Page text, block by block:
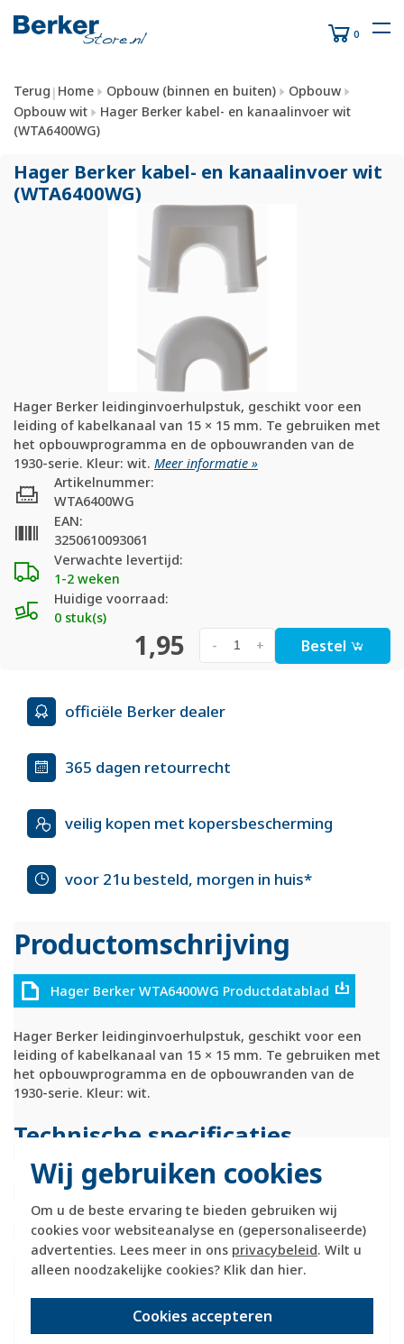
Wij gebruiken cookies
Om u de beste ervaring te bieden gebruiken wij
cookies voor websiteanalyse en (gepersonaliseerde)
advertenties. Lees meer in ons privacybeleid. Wilt u
alleen noodzakelijke cookies? Klik dan hier.
Cookies accepteren
0
Terug | Home Opbouw (binnen en buiten)
Opbouw
Opbouw wit
Hager Berker kabel- en kanaalinvoer wit
(WTA6400WG)
Hager Berker kabel- en kanaalinvoer wit
(WTA6400WG)
Hager Berker leidinginvoerhulpstuk, geschikt voor een
leiding of kabelkanaal van 15 × 15 mm. Te gebruiken met
het opbouwprogramma en de opbouwranden van de
1930-serie. Kleur: wit. Meer informatie »
Verwachte levertijd:
1-2 weken
Huidige voorraad:
0 stuk(s)
Artikelnummer:
WTA6400WG
EAN:
3250610093061
1,95 +
- Bestel
officiële Berker dealer
365 dagen retourrecht
veilig kopen met kopersbescherming
voor 21u besteld, morgen in huis*
Productomschrijving
Hager Berker WTA6400WG Productdatablad
Hager Berker leidinginvoerhulpstuk, geschikt voor een
leiding of kabelkanaal van 15 × 15 mm. Te gebruiken met
het opbouwprogramma en de opbouwranden van de
1930-serie. Kleur: wit.
Technische specificaties
Specificatie
Waarde
Model
Koppelstuk
Materiaal
Kunststof
RAL-nummer (vergelijkbaar)
9010
Geschikt voor opbouwbak
Ja